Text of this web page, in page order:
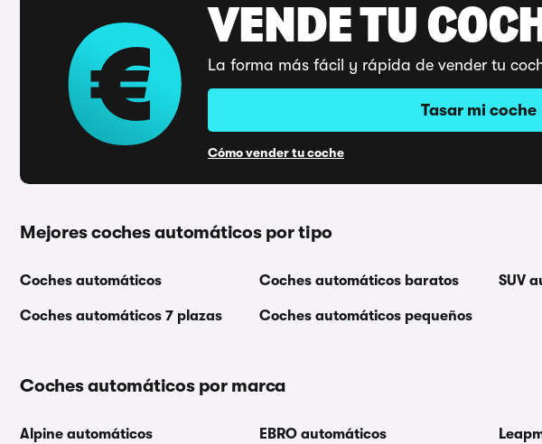
VENDE TU
La forma más fácil y rápida de vender tu
Tasar mi coche
Cómo vender tu coche
Mejores coches automáticos por tipo
Coches automáticos
Coches automáticos 7 plazas
Coches automáticos baratos
Coches automáticos pequeños
SUV
Coches automáticos por marca
Alpine automáticos EBRO automáticos